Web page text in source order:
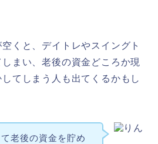
くと、デイトレやスイングト
まい、老後の資金どころか現
てしまう人も出てくるかもし
老後の資金を貯め